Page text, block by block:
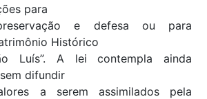
para
e defesa ou para
Histórico
Luís”. A lei contempla ainda
difundir
a serem assimilados pela